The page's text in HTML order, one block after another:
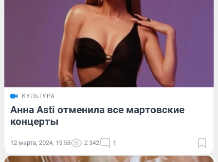
КУЛЬТУРА
Анна Asti отменила все мартовские
концерты
12 марта, 2024, 15:58 2 342 1